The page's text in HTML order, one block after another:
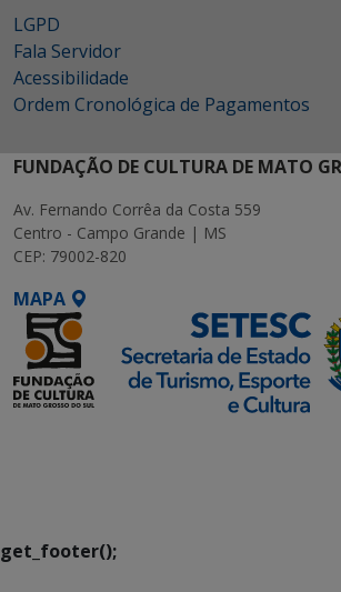
LGPD
Fala Servidor
Acessibilidade
Ordem Cronológica de Pagamentos
FUNDAÇÃO DE CULTURA DE MATO
Av. Fernando Corrêa da Costa 559
Centro - Campo Grande | MS
CEP: 79002-820
MAPA
get_footer();